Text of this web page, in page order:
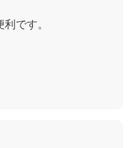
です。